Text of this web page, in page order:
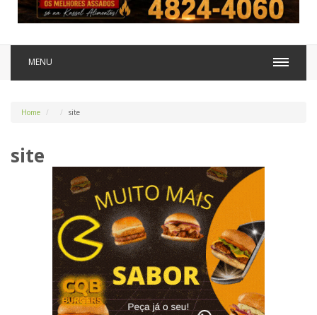
MENU
Home site
site